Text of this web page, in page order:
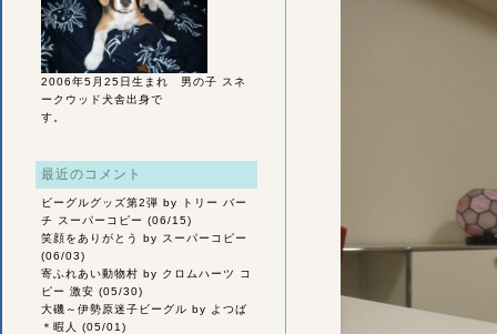
2006年5月25日生まれ 男の子 スネ
ークウッド犬舎出身で
す。
最近のコメント
ビーグルグッズ第2弾 by トリー バー
チ スーパーコピー (06/15)
笑顔をありがとう
by スーパーコピー
(06/03)
寄ふれあい動物村 by クロムハーツ コ
ピー 激安 (05/30)
大磯～伊勢原迷子ビーグル by よつば
＊暇人 (05/01)